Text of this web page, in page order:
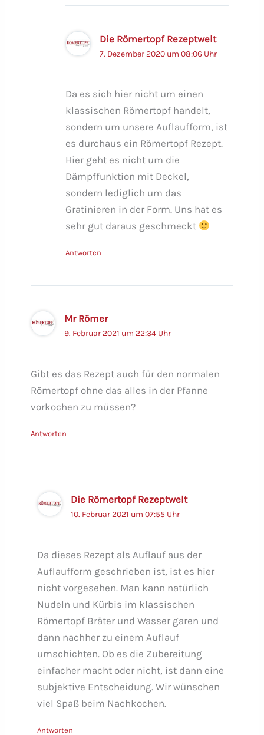
Die Römertopf Rezeptwelt
7. Dezember 2020 um 08:06 Uhr
Da es sich hier nicht um einen
klassischen Römertopf handelt,
sondern um unsere Auflaufform, ist
es durchaus ein Römertopf Rezept.
Hier geht es nicht um die
Dämpffunktion mit Deckel,
sondern lediglich um das
Gratinieren in der Form. Uns hat es
sehr gut daraus geschmeckt
Antworten
Mr Römer
9. Februar 2021 um 22:34 Uhr
Gibt es das Rezept auch für den normalen
Römertopf ohne das alles in der Pfanne
vorkochen zu müssen?
Antworten
Die Römertopf Rezeptwelt
10. Februar 2021 um 07:55 Uhr
Da dieses Rezept als Auflauf aus der
Auflaufform geschrieben ist, ist es hier
nicht vorgesehen. Man kann natürlich
Nudeln und Kürbis im klassischen
Römertopf Bräter und Wasser garen und
dann nachher zu einem Auflauf
umschichten. Ob es die Zubereitung
einfacher macht oder nicht, ist dann eine
subjektive Entscheidung. Wir wünschen
viel Spaß beim Nachkochen.
Antworten